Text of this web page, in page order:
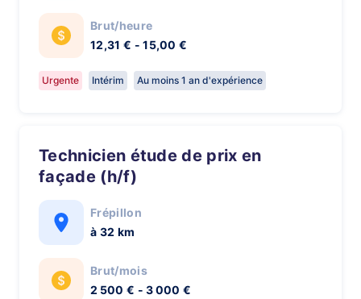
Brut/heure
12,31 € - 15,00 €
Urgente Intérim Au moins 1 an d'expérience
Technicien étude de prix en
façade (h/f)
Frépillon
à 32 km
Brut/mois
2 500 € - 3 000 €